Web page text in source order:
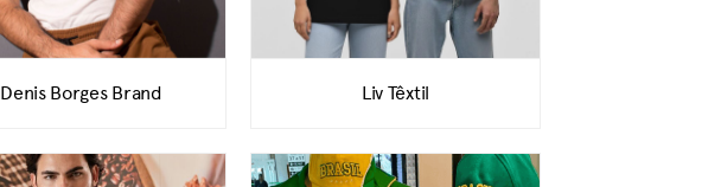
Denis Borges Brand Liv Têxtil